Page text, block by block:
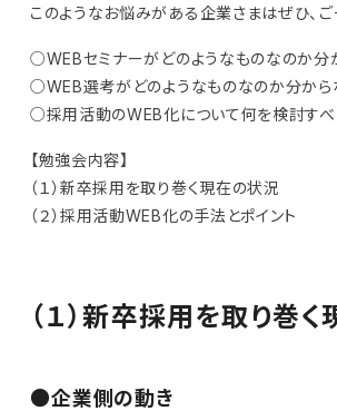
このようなお悩みがある企業さまはぜひ、ご
○WEBセミナーがどのようなものなのか分
○WEB選考がどのようなものなのか分から
○採用活動のWEB化について何を検討すべ
【勉強会内容】
（１）新卒採用を取り巻く現在の状況
（２）採用活動WEB化の手法とポイント
（１）新卒採用を取り巻
●企業側の動き